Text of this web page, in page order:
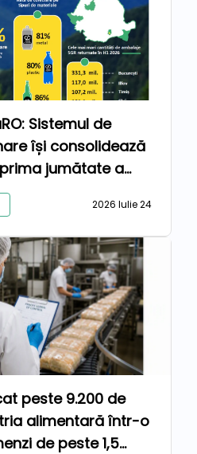
Sistemul de
își consolidează
jumătate a
2026 Iulie 24
peste 9.200 de
alimentară într-o
de peste 1,5